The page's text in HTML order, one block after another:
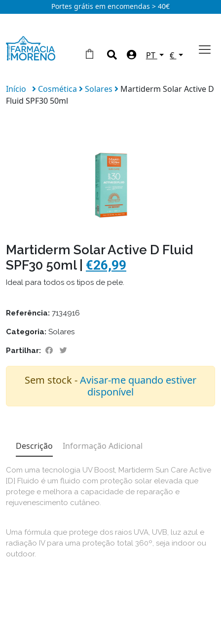
Portes grátis em encomendas > 40€
PT €
Início Cosmética Solares
Martiderm Solar Active D
Fluid SPF30 50ml
Martiderm Solar Active D Fluid
SPF30 50ml | €26,99
Ideal para todos os tipos de pele.
Referência: 7134916
Categoria: Solares
Partilhar:
Sem stock -Avisar-me quando estiver
disponível
Descrição Informação Adicional
Com uma tecnologia UV Boost, Martiderm Sun Care Active
[D] Fluido é um fluido com proteção solar elevada que
protege e melhora a capacidade de reparação e
rejuvenescimento cutâneo.
Uma fórmula que protege dos raios UVA, UVB, luz azul e
radiação IV para uma proteção total 360º, seja indoor ou
outdoor.